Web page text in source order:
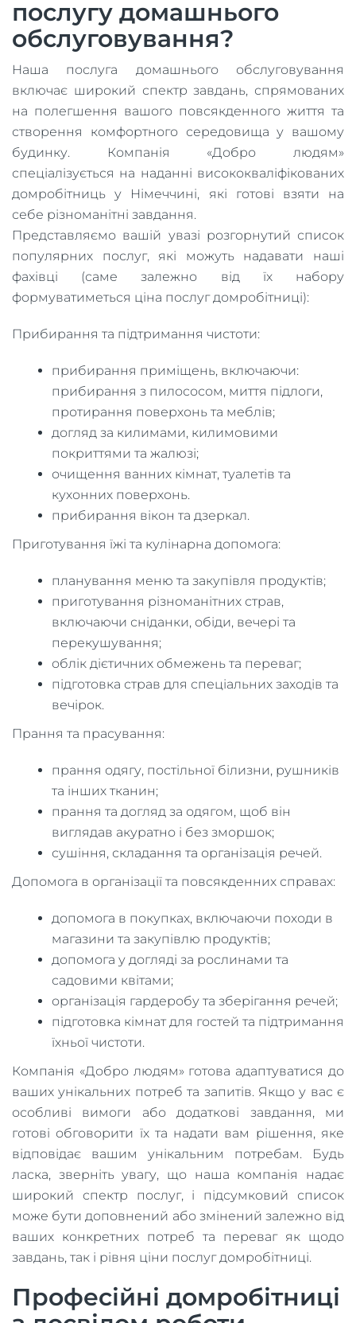
послугу домашнього
обслуговування?
Наша послуга домашнього обслуговування
включає широкий спектр завдань, спрямованих
на полегшення вашого повсякденного життя та
створення комфортного середовища у вашому
будинку. Компанія «Добро людям»
спеціалізується на наданні висококваліфікованих
домробітниць у Німеччині, які готові взяти на
себе різноманітні завдання.
Представляємо вашій увазі розгорнутий список
популярних послуг, які можуть надавати наші
фахівці (саме залежно від їх набору
формуватиметься ціна послуг домробітниці):
Прибирання та підтримання чистоти:
прибирання приміщень, включаючи:
прибирання з пилососом, миття підлоги,
протирання поверхонь та меблів;
догляд за килимами, килимовими
покриттями та жалюзі;
очищення ванних кімнат, туалетів та
кухонних поверхонь.
прибирання вікон та дзеркал.
Приготування їжі та кулінарна допомога:
планування меню та закупівля продуктів;
приготування різноманітних страв,
включаючи сніданки, обіди, вечері та
перекушування;
облік дієтичних обмежень та переваг;
підготовка страв для спеціальних заходів та
вечірок.
Прання та прасування:
прання одягу, постільної білизни, рушників
та інших тканин;
прання та догляд за одягом, щоб він
виглядав акуратно і без зморшок;
сушіння, складання та організація речей.
Допомога в організації та повсякденних справах:
допомога в покупках, включаючи походи в
магазини та закупівлю продуктів;
допомога у догляді за рослинами та
садовими квітами;
організація гардеробу та зберігання речей;
підготовка кімнат для гостей та підтримання
їхньої чистоти.
Компанія «Добро людям» готова адаптуватися до
ваших унікальних потреб та запитів. Якщо у вас є
особливі вимоги або додаткові завдання, ми
готові обговорити їх та надати вам рішення, яке
відповідає вашим унікальним потребам. Будь
ласка, зверніть увагу, що наша компанія надає
широкий спектр послуг, і підсумковий список
може бути доповнений або змінений залежно від
ваших конкретних потреб та переваг як щодо
завдань, так і рівня ціни послуг домробітниці.
Професійні домробітниці